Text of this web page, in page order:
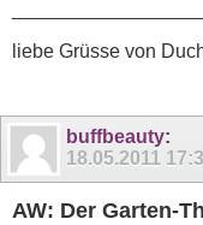
liebe Grüsse von
buffbeauty:
18.05.2011
AW: Der Garten-